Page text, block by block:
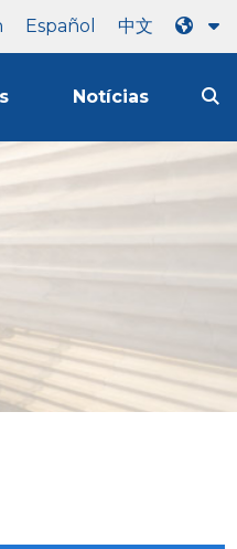
Español 中文
Notícias